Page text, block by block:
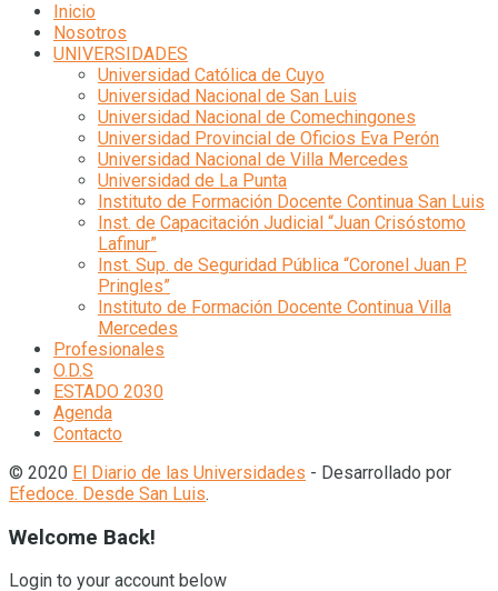
Inicio
Nosotros
UNIVERSIDADES
Universidad Católica de Cuyo
Universidad Nacional de San Luis
Universidad Nacional de Comechingones
Universidad Provincial de Oficios Eva Perón
Universidad Nacional de Villa Mercedes
Universidad de La Punta
Instituto de Formación Docente Continua San Luis
Inst. de Capacitación Judicial “Juan Crisóstomo
Lafinur”
Inst. Sup. de Seguridad Pública “Coronel Juan P.
Pringles”
Instituto de Formación Docente Continua Villa
Mercedes
Profesionales
O.D.S
ESTADO 2030
Agenda
Contacto
© 2020 El Diario de las Universidades - Desarrollado por
Efedoce. Desde San Luis.
Welcome Back!
Login to your account below